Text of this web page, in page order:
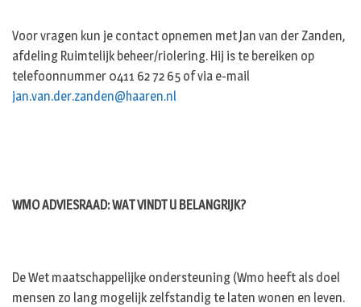
Voor vragen kun je contact opnemen met Jan van der Zanden,
afdeling Ruimtelijk beheer/riolering. Hij is te bereiken op
telefoonnummer 0411 62 72 65 of via e-mail
jan.van.der.zanden@haaren.nl
WMO ADVIESRAAD: WAT VINDT U BELANGRIJK?
De Wet maatschappelijke ondersteuning (Wmo heeft als doel
mensen zo lang mogelijk zelfstandig te laten wonen en leven.